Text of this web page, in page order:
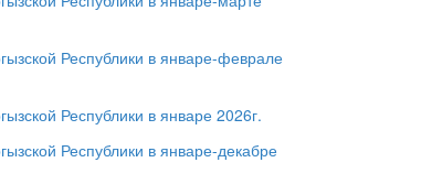
Республики в январе-феврале
Республики в январе 2026г.
Республики в январе-декабре